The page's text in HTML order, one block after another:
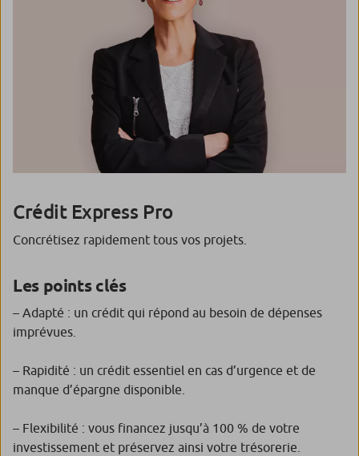
Crédit Express Pro
Concrétisez rapidement tous vos projets.
Les points clés
– Adapté : un crédit qui répond au besoin de dépenses
imprévues.
– Rapidité : un crédit essentiel en cas d’urgence et de
manque d’épargne disponible.
– Flexibilité : vous financez jusqu’à 100 % de votre
investissement et préservez ainsi votre trésorerie.